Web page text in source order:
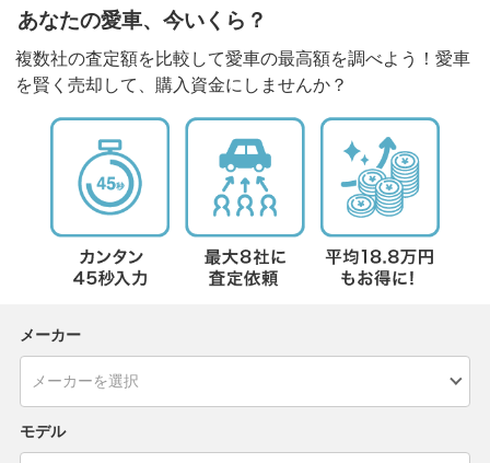
あなたの愛車、今いくら？
複数社の査定額を比較して愛車の最高額を調べよう！愛車
を賢く売却して、購入資金にしませんか？
メーカー
モデル